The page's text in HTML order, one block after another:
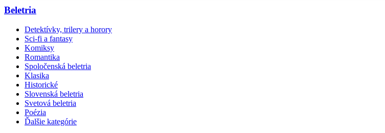
Beletria
Detektívky, trilery a horory
Sci-fi a fantasy
Komiksy
Romantika
Spoločenská beletria
Klasika
Historické
Slovenská beletria
Svetová beletria
Poézia
Ďalšie kategórie